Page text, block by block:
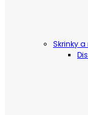
Skrinky